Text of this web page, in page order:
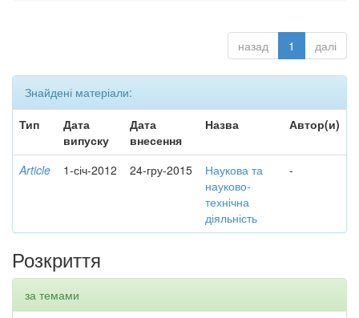
назад 1 далі
Знайдені матеріали:
Тип
Дата
випуску
Дата
внесення
Назва Автор(и)
Article 1-січ-2012 24-гру-2015
Наукова та
науково-
технічна
діяльність
-
Розкриття
за темами